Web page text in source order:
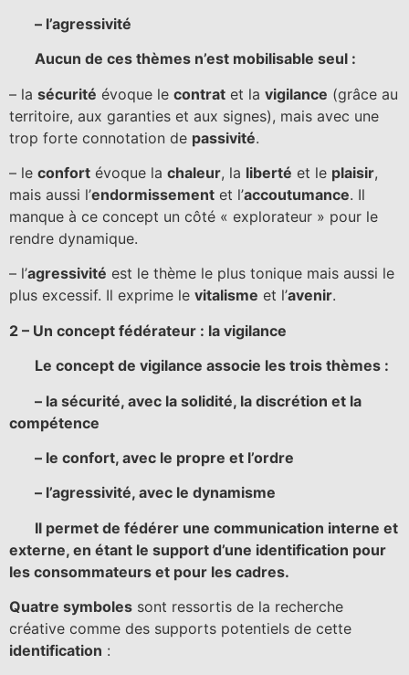
– l’agressivité
Aucun de ces thèmes n’est mobilisable seul :
– la sécurité évoque le contrat et la vigilance (grâce au
territoire, aux garanties et aux signes), mais avec une
trop forte connotation de passivité.
– le confort évoque la chaleur, la liberté et le plaisir,
mais aussi l’endormissement et l’accoutumance. Il
manque à ce concept un côté « explorateur » pour le
rendre dynamique.
– l’agressivité est le thème le plus tonique mais aussi le
plus excessif. Il exprime le vitalisme et l’avenir.
2 – Un concept fédérateur : la vigilance
Le concept de vigilance associe les trois thèmes :
– la sécurité, avec la solidité, la discrétion et la
compétence
– le confort, avec le propre et l’ordre
– l’agressivité, avec le dynamisme
Il permet de fédérer une communication interne et
externe, en étant le support d’une identification pour
les consommateurs et pour les cadres.
Quatre symboles sont ressortis de la recherche
créative comme des supports potentiels de cette
identification :